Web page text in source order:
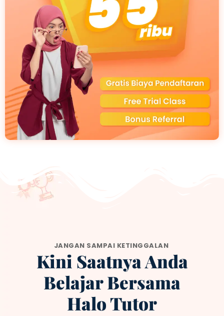
JANGAN SAMPAI KETINGGALAN
Kini Saatnya Anda
Belajar Bersama
Halo Tutor